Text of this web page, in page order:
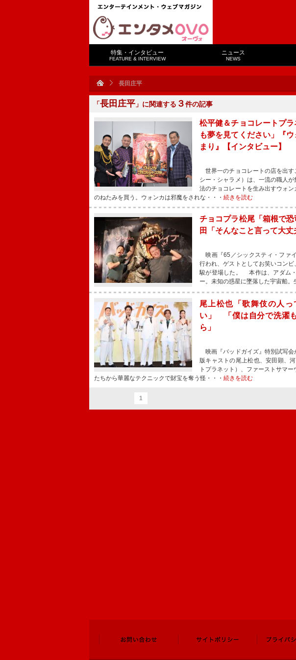
特集・インタビュー
FEATURE & INTERVIEW
ニュース
NEWS
長田庄平
「長田庄平 」に関連する ３件の記事
松平健＆チョコレートプ
も夢を見てください」『
まり』【インタビュー】
世界一のチョコレートの店を出す
シー・シャラメ）は、一流の職人
法のチョコレートを生み出すウォ
のねたみを買う。ウォンカは邪魔をされな・・・ 続きを読む
チョコプラ松尾「箱根で
田「そんなこと言って大丈
映画『65／シックスティ・ファ
行われ、ゲストとしてお笑いコン
駿が登場した。 本作は、アダム
ー。未知の惑星に墜落した宇宙船。
尾上松也「歌舞伎の人
い」 「僕は自分で洗濯
ら」
映画『バッドガイズ』特別試写会
版キャストの尾上松也、安田顕、
トプラネット）、ファーストサマ
たちから華麗なテクニックで財宝を奪う怪・・・ 続きを読む
1